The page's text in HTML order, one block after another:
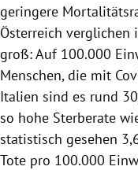
geringere
Österreich verglichen
groß: Auf 100.000
Menschen, die mit
Italien sind es rund
so hohe Sterberate
statistisch gesehen
Tote pro 100.000